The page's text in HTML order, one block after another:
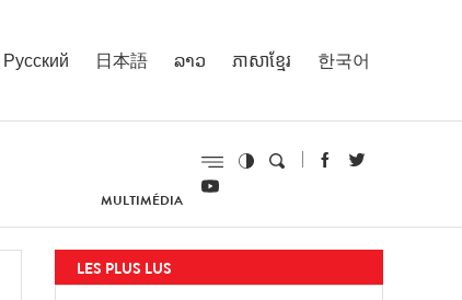
Русский 日本語 ລາວ ភាសាខ្មែរ 한국어
MULTIMÉDIA
LES PLUS LUS